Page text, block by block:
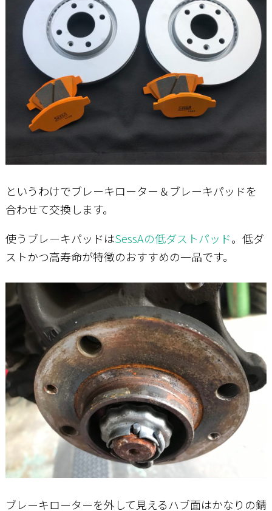
というわけでブレーキローター＆ブレーキパッドを
合わせて交換します。
使うブレーキパッドはSessAの低ダストパッド。低ダ
ストかつ高寿命が特徴のおすすめの一品です。
ブレーキローターを外して見えるハブ面はかなりの錆